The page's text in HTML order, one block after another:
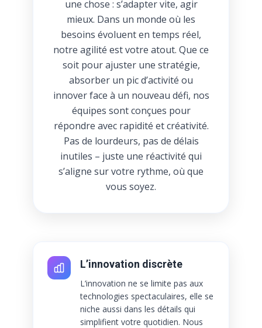
une chose : s’adapter vite, agir
mieux. Dans un monde où les
besoins évoluent en temps réel,
notre agilité est votre atout. Que ce
soit pour ajuster une stratégie,
absorber un pic d’activité ou
innover face à un nouveau défi, nos
équipes sont conçues pour
répondre avec rapidité et créativité.
Pas de lourdeurs, pas de délais
inutiles – juste une réactivité qui
s’aligne sur votre rythme, où que
vous soyez.
L’innovation discrète
L’innovation ne se limite pas aux
technologies spectaculaires, elle se
niche aussi dans les détails qui
simplifient votre quotidien. Nous